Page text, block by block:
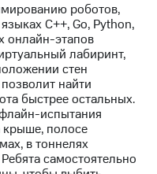
роботов,
С++, Go, Python,
онлайн-этапов
лабиринт,
стен
найти
быстрее остальных.
испытания
крыше, полосе
в тоннелях
самостоятельно